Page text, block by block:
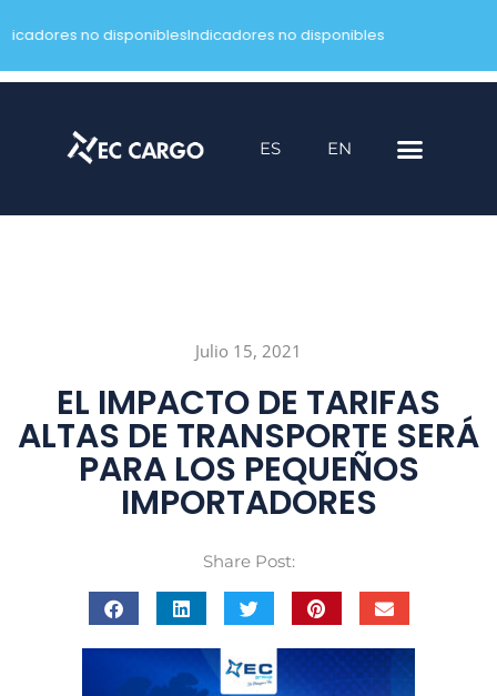
al
no disponiblesIndicadores no disponibles
ES EN
Julio 15, 2021
EL IMPACTO DE TARIFAS
ALTAS DE TRANSPORTE SERÁ
PARA LOS PEQUEÑOS
IMPORTADORES
Share Post: